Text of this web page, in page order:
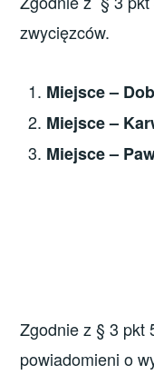
zwycięzców.
Miejsce –
Miejsce –
Miejsce –
Zgodnie z § 3 pkt
powiadomieni o